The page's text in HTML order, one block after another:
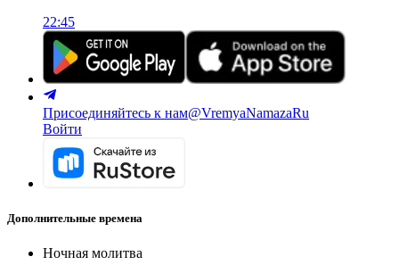
22:45
Присоединяйтесь к нам@VremyaNamazaRu
Войти
Дополнительные времена
Ночная молитва